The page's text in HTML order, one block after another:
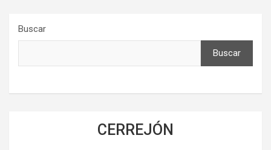
Buscar
Buscar
CERREJÓN